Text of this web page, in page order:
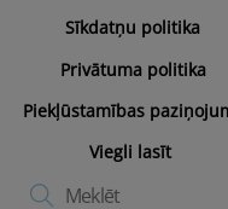
Sīkdatņu politika
Privātuma politika
Piekļūstamības
Viegli lasīt